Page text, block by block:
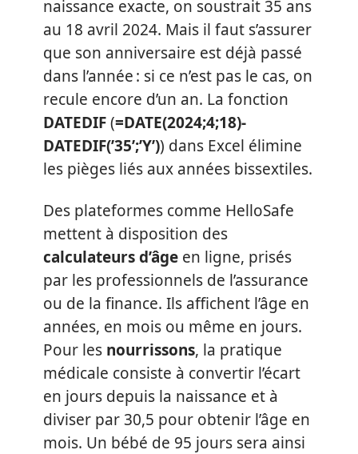
naissance exacte, on soustrait 35 ans
au 18 avril 2024. Mais il faut s’assurer
que son anniversaire est déjà passé
dans l’année : si ce n’est pas le cas, on
recule encore d’un an. La fonction
DATEDIF(=DATE(2024;4;18)-
DATEDIF(’35’;’Y’)) dans Excel élimine
les pièges liés aux années bissextiles.
Des plateformes comme HelloSafe
mettent à disposition des
calculateurs d’âge en ligne, prisés
par les professionnels de l’assurance
ou de la finance. Ils affichent l’âge en
années, en mois ou même en jours.
Pour les nourrissons, la pratique
médicale consiste à convertir l’écart
en jours depuis la naissance et à
diviser par 30,5 pour obtenir l’âge en
mois. Un bébé de 95 jours sera ainsi